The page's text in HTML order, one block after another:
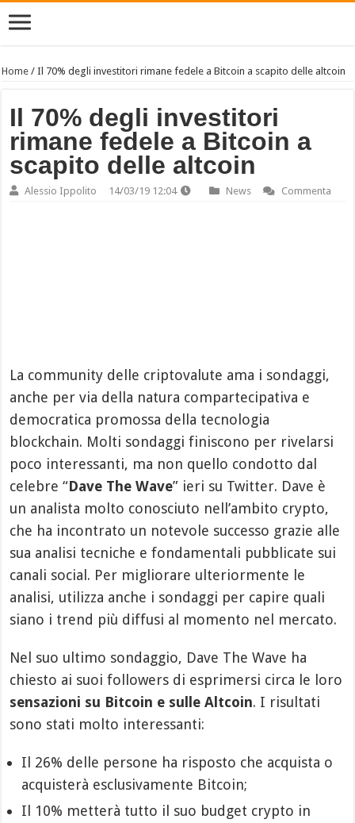
Home /Il 70% degli investitori rimane fedele a Bitcoin a scapito delle altcoin
Il 70% degli investitori
rimane fedele a Bitcoin a
scapito delle altcoin
Alessio Ippolito 14/03/19 12:04 News Commenta
La community delle criptovalute ama i sondaggi,
anche per via della natura compartecipativa e
democratica promossa della tecnologia
blockchain. Molti sondaggi finiscono per rivelarsi
poco interessanti, ma non quello condotto dal
celebre “Dave The Wave” ieri su Twitter. Dave è
un analista molto conosciuto nell’ambito crypto,
che ha incontrato un notevole successo grazie alle
sua analisi tecniche e fondamentali pubblicate sui
canali social. Per migliorare ulteriormente le
analisi, utilizza anche i sondaggi per capire quali
siano i trend più diffusi al momento nel mercato.
Nel suo ultimo sondaggio, Dave The Wave ha
chiesto ai suoi followers di esprimersi circa le loro
sensazioni su Bitcoin e sulle Altcoin. I risultati
sono stati molto interessanti:
Il 26% delle persone ha risposto che acquista o
acquisterà esclusivamente Bitcoin;
Il 10% metterà tutto il suo budget crypto in